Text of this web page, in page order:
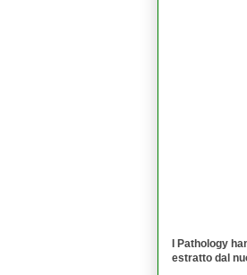
Pathology
estratto dal